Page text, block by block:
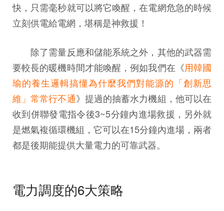
快，只需毫秒就可以將它喚醒，在電網危急的時候
立刻供電給電網，堪稱是神救援！
除了需量反應和儲能系統之外，其他的武器需
要較長的暖機時間才能喚醒，例如我們在《用韓國
瑜的養生邏輯搞懂為什麼我們對能源的「創新思
維」常常行不通》提過的抽蓄水力機組，他可以在
收到併聯發電指令後3~5分鐘內進場救援，另外就
是燃氣複循環機組，它可以在15分鐘內進場，兩者
都是後期能提供大量電力的可靠武器。
電力調度的6大策略